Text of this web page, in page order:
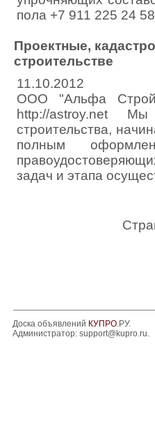
пола +7 911 225 24 58
Проектные,
строительстве
11.10.2012
ООО "Альфа
http://astroy.net
строительства,
полным
задач и этапа
Доска объявлений КУПРО.РУ.
Администратор: support@kupro.ru.